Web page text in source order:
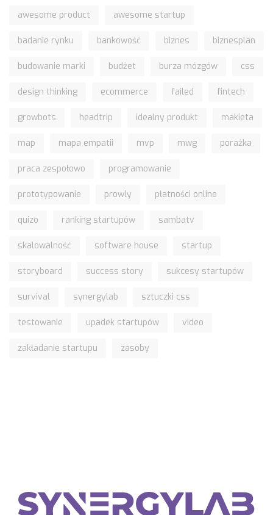
awesome product awesome startup
badanie rynku bankowość biznes biznesplan
budowanie marki budżet burza mózgów css
design thinking ecommerce failed fintech
growbots headtrip idealny produkt makieta
map mapa empatii mvp mwg porażka
praca zespołowo programowanie
prototypowanie prowly płatności online
quizo ranking startupów sambatv
skalowalność software house startup
storyboard success story sukcesy startupów
survival synergylab sztuczki css
testowanie upadek startupów video
zakładanie startupu zasoby